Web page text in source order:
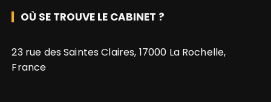
u
:
OÙ SE TROUVE LE CABINET ?
23 rue des Saintes Claires, 17000 La Rochelle,
France